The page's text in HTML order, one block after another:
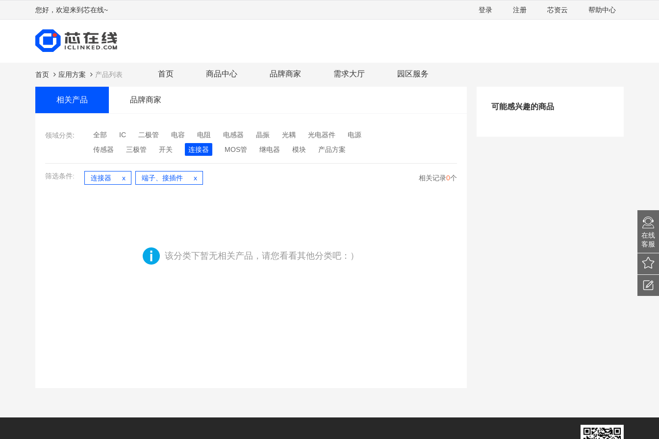
您好，欢迎来到芯在线~ 帮助中心
芯资云
注册
登录
首页 商品中心 品牌商家 需求大厅 园区服务
首页 应用方案 产品列表
相关产品 品牌商家
领域分类: 全部 IC 二极管 电容 电阻 电感器 晶振 光耦 光电器件
电源
传感器
三极管 开关 连接器 MOS管 继电器 模块 产品方案
筛选条件: 连接器 端子、接插件 相关记录0个
该分类下暂无相关产品，请您看看其他分类吧：）
可能感兴趣的商品
在线
客服